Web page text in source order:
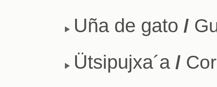
Uña de gato /
Ütsipujxa´a /